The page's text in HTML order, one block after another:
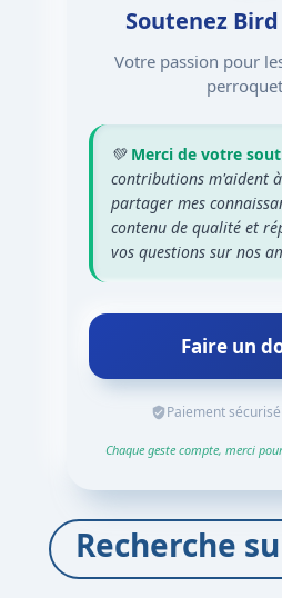
Soutenez
Votre passion pour
💚 Merci de votre
contributions m'aident
partager mes
contenu de qualité et
vos questions sur nos
Faire un
Paiement
Chaque geste compte, merci
Recherche